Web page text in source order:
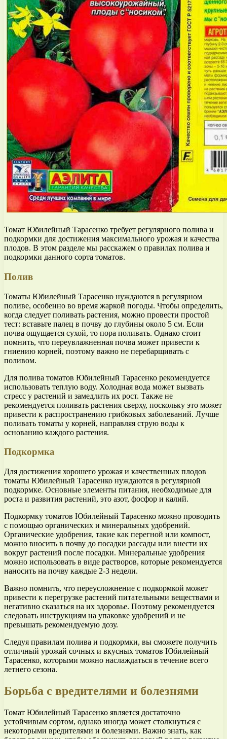
Томат Юбилейный Тарасенко требует регулярного полива и
подкормки для достижения максимального урожая и качества
плодов. В этом разделе мы расскажем о правилах полива и
подкормки данного сорта томатов.
Полив
Томаты Юбилейный Тарасенко нуждаются в регулярном
поливе, особенно во время жаркой погоды. Чтобы определить,
когда следует поливать растения, можно провести простой
тест: вставьте палец в почву до глубины около 5 см. Если
почва ощущается сухой, то пора поливать. Однако стоит
помнить, что переувлажненная почва может привести к
гниению корней, поэтому важно не перебарщивать с
поливом.
Для полива томатов Юбилейный Тарасенко рекомендуется
использовать теплую воду. Холодная вода может вызвать
стресс у растений и замедлить их рост. Также не
рекомендуется поливать растения сверху, поскольку это может
привести к распространению грибковых заболеваний. Лучше
поливать томаты у корней, направляя струю воды к
основанию каждого растения.
Подкормка
Для достижения хорошего урожая и качественных плодов
томаты Юбилейный Тарасенко нуждаются в регулярной
подкормке. Основные элементы питания, необходимые для
роста и развития растений, это азот, фосфор и калий.
Подкормку томатов Юбилейный Тарасенко можно проводить
с помощью органических и минеральных удобрений.
Органические удобрения, такие как перегной или компост,
можно вносить в почву до посадки рассады или внести их
вокруг растений после посадки. Минеральные удобрения
можно использовать в виде растворов, которые рекомендуется
наносить на почву каждые 2-3 недели.
Важно помнить, что переусложнение с подкормкой может
привести к перегрузке растений питательными веществами и
негативно сказаться на их здоровье. Поэтому рекомендуется
следовать инструкциям на упаковке удобрений и не
превышать рекомендуемую дозу.
Следуя правилам полива и подкормки, вы сможете получить
отличный урожай сочных и вкусных томатов Юбилейный
Тарасенко, которыми можно наслаждаться в течение всего
летнего сезона.
Борьба с вредителями и болезнями
Томат Юбилейный Тарасенко является достаточно
устойчивым сортом, однако иногда может столкнуться с
некоторыми вредителями и болезнями. Важно знать, как